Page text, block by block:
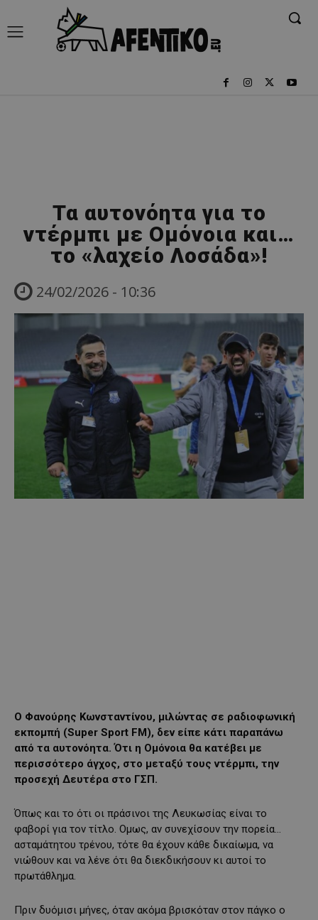
Τα αυτονόητα για το
ντέρμπι με Ομόνοια και…
το «λαχείο Λοσάδα»!
24/02/2026 - 10:36
Ο Φανούρης Κωνσταντίνου, μιλώντας σε ραδιοφωνική
εκπομπή (Super Sport FM), δεν είπε κάτι παραπάνω
από τα αυτονόητα. Ότι η Ομόνοια θα κατέβει με
περισσότερο άγχος, στο μεταξύ τους ντέρμπι, την
προσεχή Δευτέρα στο ΓΣΠ.
Όπως και το ότι οι πράσινοι της Λευκωσίας είναι το
φαβορί για τον τίτλο. Ομως, αν συνεχίσουν την πορεία…
ασταμάτητου τρένου, τότε θα έχουν κάθε δικαίωμα, να
νιώθουν και να λένε ότι θα διεκδικήσουν κι αυτοί το
πρωτάθλημα.
Πριν δυόμισι μήνες, όταν ακόμα βρισκόταν στον πάγκο ο